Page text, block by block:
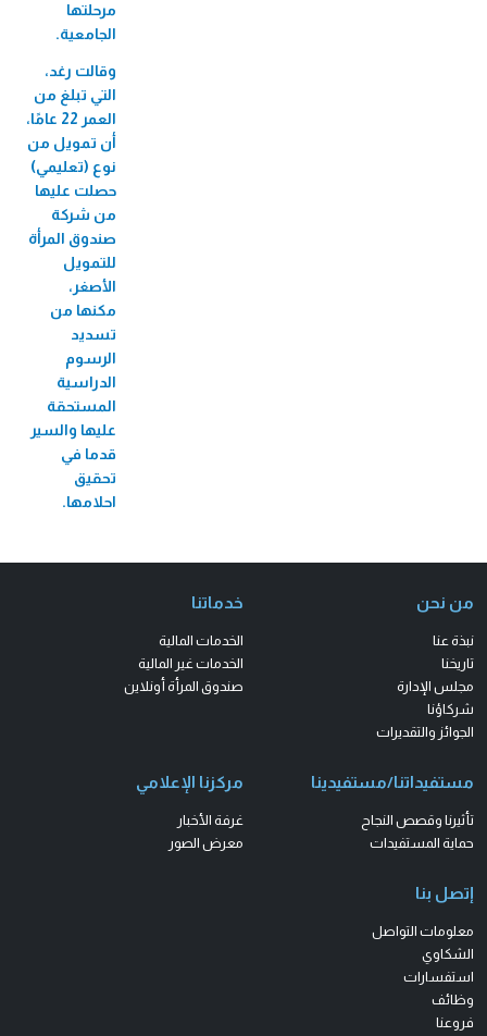
270,930 مستفيد/ة من التأمين
مرحلتها
الجامعية.
وقالت رغد،
التي تبلغ من
العمر 22 عامًا،
أن تمويل من
نوع (تعليمي)
حصلت عليها
من شركة
صندوق المرأة
للتمويل
الأصغر،
مكنها من
تسديد
الرسوم
الدراسية
المستحقة
عليها والسير
قدما في
تحقيق
احلامها.
من نحن
نبذة عنا
تاريخنا
مجلس الإدارة
شركاؤنا
الجوائز والتقديرات
خدماتنا
الخدمات المالية
الخدمات غير المالية
صندوق المرأة أونلاين
مستفيداتنا/مستفيدينا
تأثيرنا وقصص النجاح
حماية المستفيدات
مركزنا الإعلامي
غرفة الأخبار
معرض الصور
إتصل بنا
معلومات التواصل
الشكاوي
استفسارات
وظائف
فروعنا